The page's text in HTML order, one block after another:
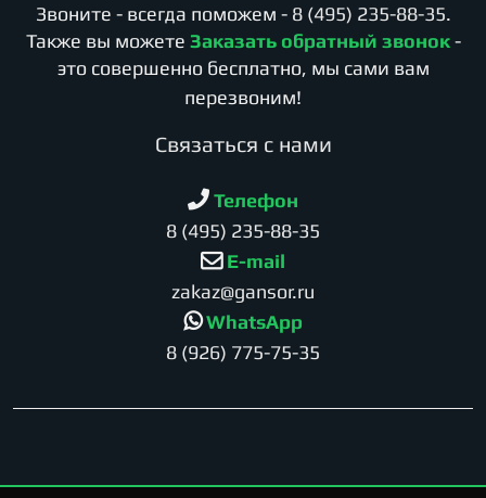
Звоните - всегда поможем - 8 (495) 235-88-35.
Также вы можете Заказать обратный звонок -
это совершенно бесплатно, мы сами вам
перезвоним!
Cвязаться с нами
Телефон
8 (495) 235-88-35
E-mail
zakaz@gansor.ru
WhatsApp
8 (926) 775-75-35